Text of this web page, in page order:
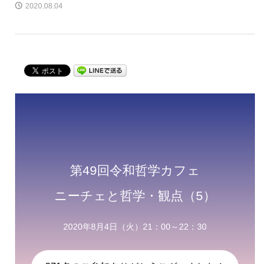
2020.08.04
第49回令和哲学カフェ
ニーチェと哲学・観点（5）
2020年8月4日（火）21：00～22：30